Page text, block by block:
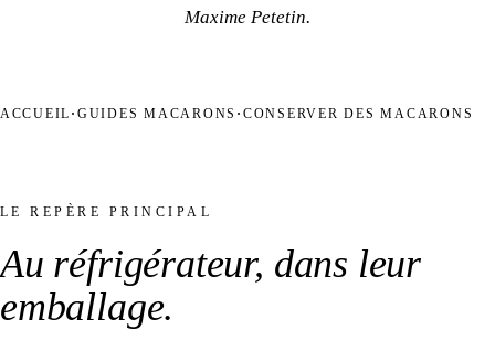
Maxime Petetin.
ACCUEIL GUIDES MACARONS CONSERVER DES MACARONS
LE REPÈRE PRINCIPAL
Au réfrigérateur, dans leur
emballage.